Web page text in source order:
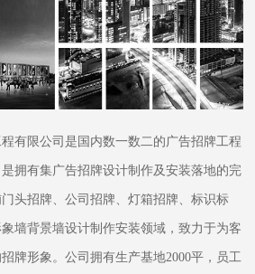
有限公司是国内数一数二的广告招牌工程
拥有集广告招牌设计制作及安装落地的完
头招牌、公司招牌、灯箱招牌、标识标
墙背景墙设计制作安装领域，致力于为客
牌形象。公司拥有生产基地2000平，员工